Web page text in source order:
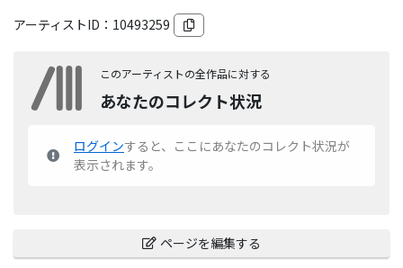
アーティストID： 10493259
このアーティストの全作品に対する
あなたのコレクト状況
ログインすると、ここにあなたのコレクト状況が
表示されます。
ページを編集する